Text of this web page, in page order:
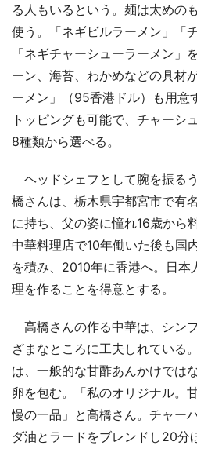
る人もいるという。麺は太めの
使う。「ネギビルラーメン」「
「ネギチャーシューラーメン」
ーン、海苔、わかめなどの具材
ーメン」（95香港ドル）も用意
トッピングも可能で、チャーシ
8種類から選べる。
ヘッドシェフとして腕を振る
橋さんは、栃木県宇都宮市で有
に持ち、父の姿に憧れ16歳から
中華料理店で10年働いた後も国
を積み、2010年に香港へ。日本
理を作ることを得意とする。
高橋さんの作る中華は、シン
ざまなところに工夫しれている
は、一般的な甘酢あんかけでは
卵を包む。「私のオリジナル。
慢の一品」と高橋さん。チャー
ダ油とラードをブレンドし20分